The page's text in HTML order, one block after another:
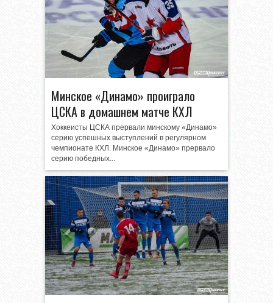
Минское «Динамо» проиграло
ЦСКА в домашнем матче КХЛ
Хоккеисты ЦСКА прервали минскому «Динамо»
серию успешных выступлений в регулярном
чемпионате КХЛ. Минское «Динамо» прервало
серию победных...